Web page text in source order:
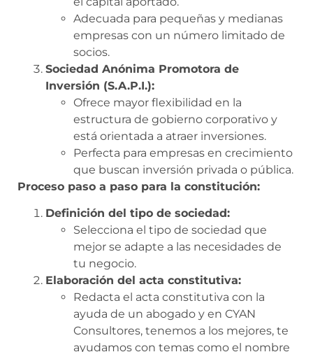
Adecuada para pequeñas y medianas
empresas con un número limitado de
socios.
Sociedad Anónima Promotora de
Inversión (S.A.P.I.):
Ofrece mayor flexibilidad en la
estructura de gobierno corporativo y
está orientada a atraer inversiones.
Perfecta para empresas en crecimiento
que buscan inversión privada o pública.
Proceso paso a paso para la constitución:
Definición del tipo de sociedad:
Selecciona el tipo de sociedad que
mejor se adapte a las necesidades de
tu negocio.
Elaboración del acta constitutiva:
Redacta el acta constitutiva con la
ayuda de un abogado y en CYAN
Consultores, tenemos a los mejores, te
ayudamos con temas como el nombre